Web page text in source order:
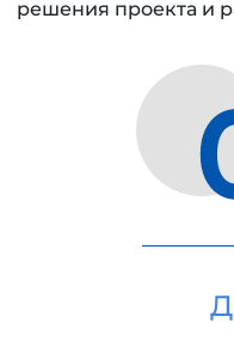
решения проекта и